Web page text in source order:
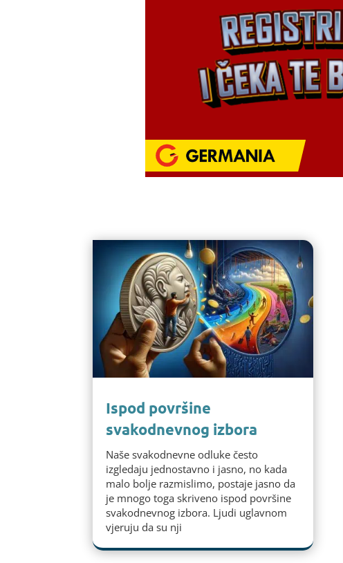
Ispod površine
svakodnevnog izbora
Naše svakodnevne odluke često
izgledaju jednostavno i jasno, no kada
malo bolje razmislimo, postaje jasno da
je mnogo toga skriveno ispod površine
svakodnevnog izbora. Ljudi uglavnom
vjeruju da su nji